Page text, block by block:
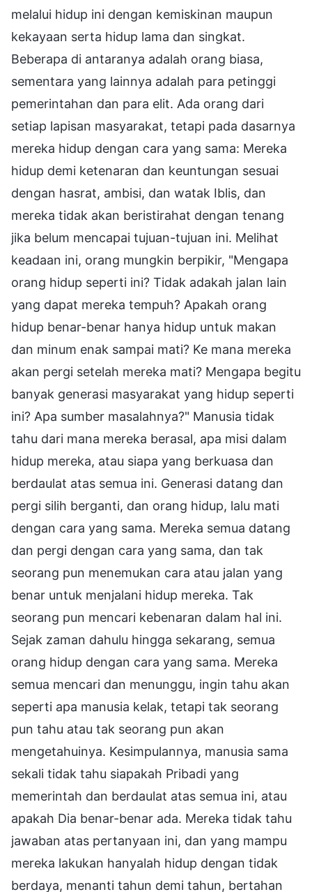
melalui hidup ini dengan kemiskinan maupun
kekayaan serta hidup lama dan singkat.
Beberapa di antaranya adalah orang biasa,
sementara yang lainnya adalah para petinggi
pemerintahan dan para elit. Ada orang dari
setiap lapisan masyarakat, tetapi pada dasarnya
mereka hidup dengan cara yang sama: Mereka
hidup demi ketenaran dan keuntungan sesuai
dengan hasrat, ambisi, dan watak Iblis, dan
mereka tidak akan beristirahat dengan tenang
jika belum mencapai tujuan-tujuan ini. Melihat
keadaan ini, orang mungkin berpikir, "Mengapa
orang hidup seperti ini? Tidak adakah jalan lain
yang dapat mereka tempuh? Apakah orang
hidup benar-benar hanya hidup untuk makan
dan minum enak sampai mati? Ke mana mereka
akan pergi setelah mereka mati? Mengapa begitu
banyak generasi masyarakat yang hidup seperti
ini? Apa sumber masalahnya?" Manusia tidak
tahu dari mana mereka berasal, apa misi dalam
hidup mereka, atau siapa yang berkuasa dan
berdaulat atas semua ini. Generasi datang dan
pergi silih berganti, dan orang hidup, lalu mati
dengan cara yang sama. Mereka semua datang
dan pergi dengan cara yang sama, dan tak
seorang pun menemukan cara atau jalan yang
benar untuk menjalani hidup mereka. Tak
seorang pun mencari kebenaran dalam hal ini.
Sejak zaman dahulu hingga sekarang, semua
orang hidup dengan cara yang sama. Mereka
semua mencari dan menunggu, ingin tahu akan
seperti apa manusia kelak, tetapi tak seorang
pun tahu atau tak seorang pun akan
mengetahuinya. Kesimpulannya, manusia sama
sekali tidak tahu siapakah Pribadi yang
memerintah dan berdaulat atas semua ini, atau
apakah Dia benar-benar ada. Mereka tidak tahu
jawaban atas pertanyaan ini, dan yang mampu
mereka lakukan hanyalah hidup dengan tidak
berdaya, menanti tahun demi tahun, bertahan